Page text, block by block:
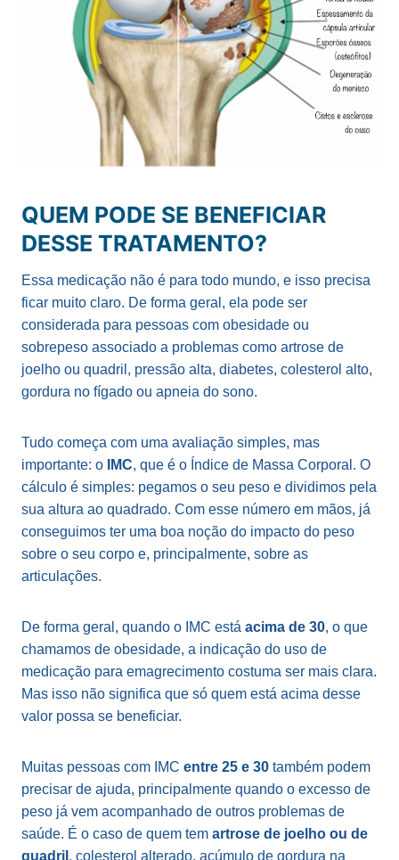
QUEM PODE SE BENEFICIAR
DESSE TRATAMENTO?
Essa medicação não é para todo mundo, e isso precisa
ficar muito claro. De forma geral, ela pode ser
considerada para pessoas com obesidade ou
sobrepeso associado a problemas como artrose de
joelho ou quadril, pressão alta, diabetes, colesterol alto,
gordura no fígado ou apneia do sono.
Tudo começa com uma avaliação simples, mas
importante: o
IMC, que é o Índice de Massa Corporal. O
cálculo é simples: pegamos o seu peso e dividimos pela
sua altura ao quadrado. Com esse número em mãos, já
conseguimos ter uma boa noção do impacto do peso
sobre o seu corpo e, principalmente, sobre as
articulações.
De forma geral, quando o IMC está acima de 30, o que
chamamos de obesidade, a indicação do uso de
medicação para emagrecimento costuma ser mais clara.
Mas isso não significa que só quem está acima desse
valor possa se beneficiar.
Muitas pessoas com IMC entre 25 e 30 também podem
precisar de ajuda, principalmente quando o excesso de
peso já vem acompanhado de outros problemas de
saúde. É o caso de quem tem artrose de joelho ou de
quadril , colesterol alterado, acúmulo de gordura na